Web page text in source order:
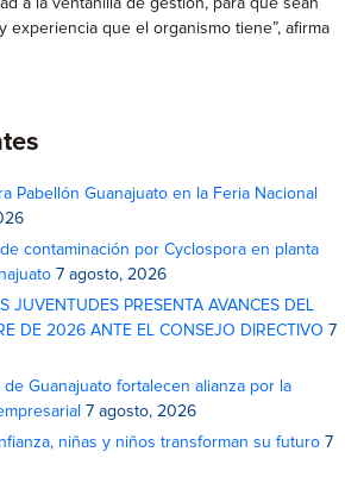
a la ventanilla de gestión, para que sean
experiencia que el organismo tiene”, afirma
Pabellón Guanajuato en la Feria Nacional
contaminación por Cyclospora en planta
7 agosto, 2026
JUVENTUDES PRESENTA AVANCES DEL
DE 2026 ANTE EL CONSEJO DIRECTIVO 7
de Guanajuato fortalecen alianza por la
7 agosto, 2026
niñas y niños transforman su futuro 7